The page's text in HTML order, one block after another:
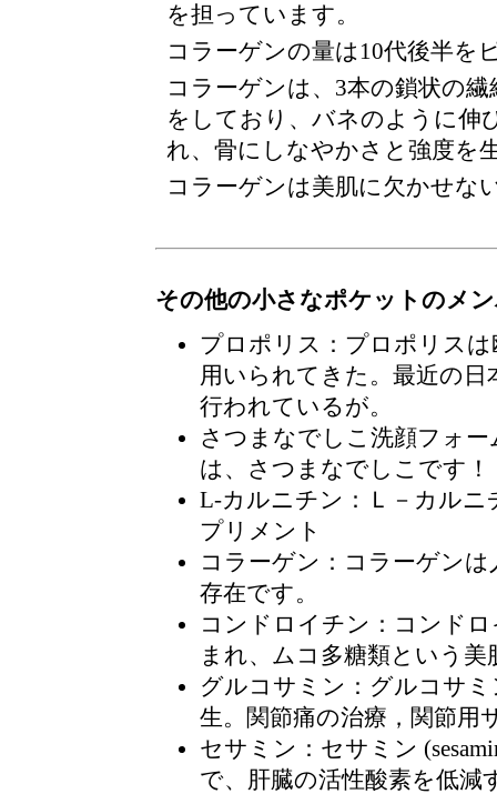
を担っています。
コラーゲンの量は10代後半を
コラーゲンは、3本の鎖状の
をしており、バネのように伸
れ、骨にしなやかさと強度を
コラーゲンは美肌に欠かせな
その他の小さなポケットのメ
プロポリス ：プロポリス
用いられてきた。最近の
行われているが。
さつまなでしこ洗顔フォー
は、さつまなでしこです！
L-カルニチン ：Ｌ－カル
プリメント
コラーゲン ：コラーゲン
存在です。
コンドロイチン ：コンド
まれ、ムコ多糖類という
グルコサミン ：グルコサ
生。関節痛の治療，関節
セサミン ：セサミン
で、肝臓の活性酸素を低減